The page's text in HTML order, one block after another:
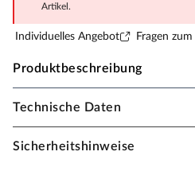
Artikel.
Individuelles Angebot Fragen
Produktbeschreibung
Kokosmatte Grau Variable
Beste Schuhreinigung
Technische Daten
Sicherheitshinweise